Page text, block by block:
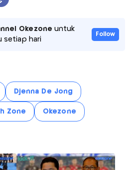
Okezone untuk
setiap hari
Follow
Djenna De Jong
Zone Okezone